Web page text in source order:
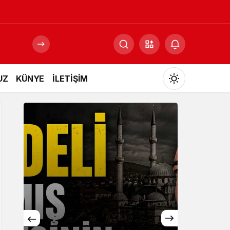
KÜNYE İLETİŞİM
Mod
değiştir
Gündüz Modu
Gündüz modunu seçin.
Gece Modu
Gece modunu seçin.